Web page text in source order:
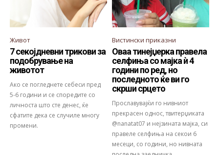
Живот
7 секојдневни трикови за
подобрување на
животот
Ако се погледнете себеси пред
5-6 години и се споредите со
личноста што сте денес, ќе
сфатите дека се случиле многу
промени.
Вистински приказни
Оваа тинејџерка правела
селфиња со мајка ѝ 4
години по ред, но
последното ќе ви го
скрши срцето
Прославувајќи го нивниот
прекрасен однос, твитерџиката
@nanatat07 и нејзината мајка, си
правеле селфиња на секои 6
месеци, со години, но нивната